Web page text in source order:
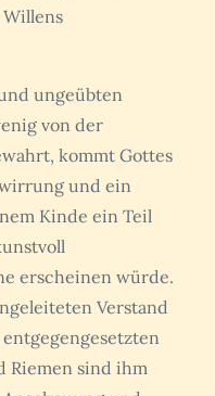
ungeübten
von der
kommt Gottes
und ein
Kinde ein Teil
erscheinen würde.
Verstand
Riemen sind ihm